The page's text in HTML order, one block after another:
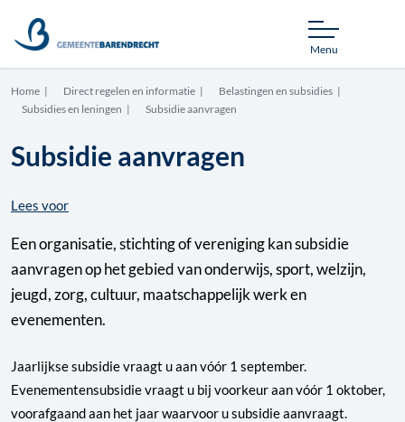
Menu
Home Direct regelen en informatie
Belastingen en subsidies
Subsidies en leningen
Subsidie aanvragen
Subsidie aanvragen
Lees voor
Een organisatie, stichting of vereniging kan subsidie
aanvragen op het gebied van onderwijs, sport, welzijn,
jeugd, zorg, cultuur, maatschappelijk werk en
evenementen.
Jaarlijkse subsidie vraagt u aan vóór 1 september.
Evenementensubsidie vraagt u bij voorkeur aan vóór 1 oktober,
voorafgaand aan het jaar waarvoor u subsidie aanvraagt.